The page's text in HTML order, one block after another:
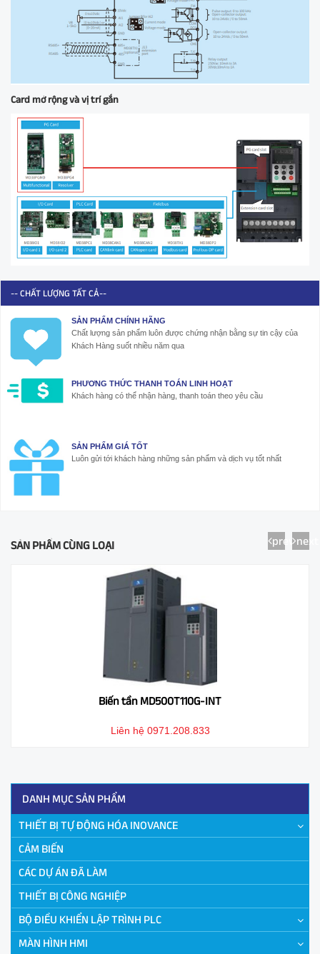
Card mở rộng và vị trí gắn
-- CHẤT LƯỢNG TẤT CẢ--
SẢN PHẨM CHÍNH HÃNG
Chất lượng sản phẩm luôn được chứng nhận bằng sự tin cậy của
Khách Hàng suốt nhiều năm qua
PHƯƠNG THỨC THANH TOÁN LINH HOẠT
Khách hàng có thể nhận hàng, thanh toán theo yêu cầu
SẢN PHẨM GIÁ TỐT
Luôn gửi tới khách hàng những sản phẩm và dịch vụ tốt nhất
SẢN PHẨM CÙNG LOẠI
Biến tần MD500T110G-INT
Liên hệ 0971.208.833
prev next
DANH MỤC SẢN PHẨM
THIẾT BỊ TỰ ĐỘNG HÓA INOVANCE
CẢM BIẾN
CÁC DỰ ÁN ĐÃ LÀM
THIẾT BỊ CÔNG NGHIỆP
BỘ ĐIỀU KHIỂN LẬP TRÌNH PLC
MÀN HÌNH HMI